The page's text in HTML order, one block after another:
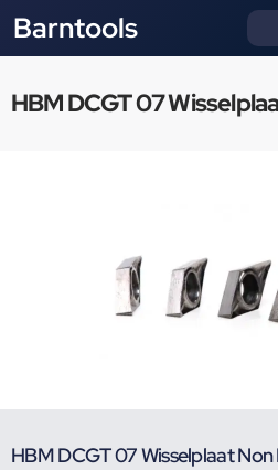
Barntools
HBM DCGT 07
HBM DCGT 07 Wisselplaat Non